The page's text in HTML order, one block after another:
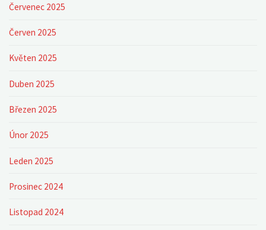
Červenec 2025
Červen 2025
Květen 2025
Duben 2025
Březen 2025
Únor 2025
Leden 2025
Prosinec 2024
Listopad 2024